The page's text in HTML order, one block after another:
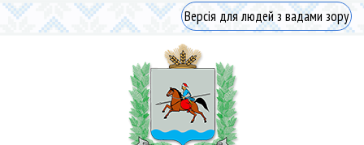
Версія для людей з вадами зору